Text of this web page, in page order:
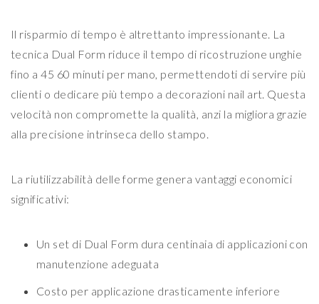
Il risparmio di tempo è altrettanto impressionante. La
tecnica Dual Form riduce il tempo di ricostruzione unghie
fino a 45 60 minuti per mano, permettendoti di servire più
clienti o dedicare più tempo a decorazioni nail art. Questa
velocità non compromette la qualità, anzi la migliora grazie
alla precisione intrinseca dello stampo.
La riutilizzabilità delle forme genera vantaggi economici
significativi:
Un set di Dual Form dura centinaia di applicazioni con
manutenzione adeguata
Costo per applicazione drasticamente inferiore